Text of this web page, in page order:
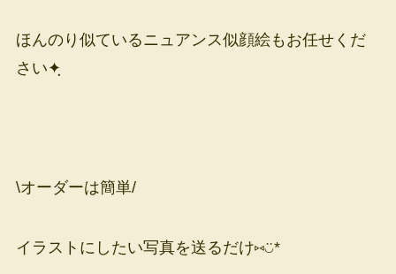
ほんのり似ているニュアンス似顔絵もお任せくだ
さい✦ฺ
\オーダーは簡単/
イラストにしたい写真を送るだけ⑅◡̈*